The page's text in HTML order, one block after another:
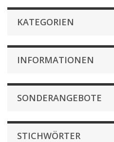
KATEGORIEN
INFORMATIONEN
SONDERANGEBOTE
STICHWÖRTER